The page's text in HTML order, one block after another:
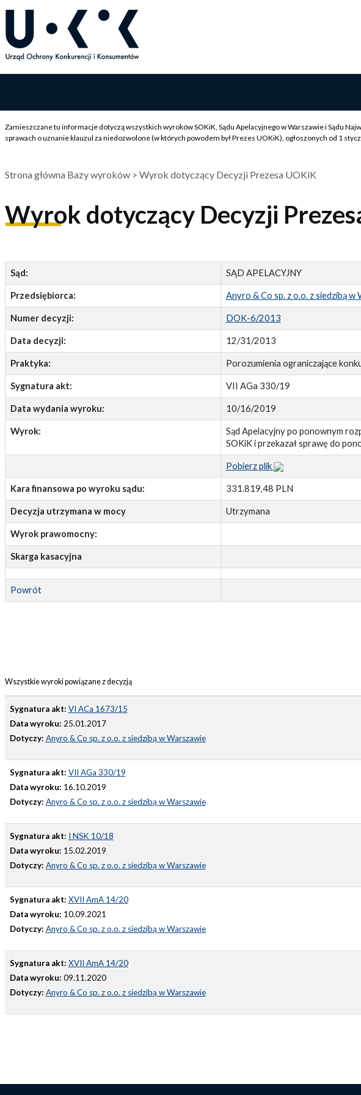
Zamieszczane tu informacje dotyczą wszystkich wyroków SOKiK, Sądu Apelacyjnego w Warszawie i Sądu
sprawach o uznanie klauzul za niedozwolone (w których powodem był Prezes UOKiK), ogłoszonych od 1
Strona główna Bazy wyroków> Wyrok dotyczący Decyzji Prezesa UOKiK
Wyrok dotyczący Decyzji
Sąd: SĄD APELACYJNY
Przedsiębiorca: Anyro & Co sp. z o.o. z siedzibą w
Numer decyzji: DOK-6/2013
Data decyzji: 12/31/2013
Praktyka: Porozumienia ograniczające
Sygnatura akt: VII AGa 330/19
Data wydania wyroku: 10/16/2019
Wyrok:
Sąd Apelacyjny po ponownym
SOKiK i przekazał sprawę do
Pobierz plik
Kara finansowa po wyroku sądu: 331.819,48 PLN
Decyzja utrzymana w mocy Utrzymana
Wyrok prawomocny:
Skarga kasacyjna
Powrót
Wszystkie wyroki powiązane z decyzją
Sygnatura akt: VI ACa 1673/15
Data wyroku: 25.01.2017
Dotyczy: Anyro & Co sp. z o.o. z siedzibą w Warszawie
Sygnatura akt: VII AGa 330/19
Data wyroku: 16.10.2019
Dotyczy: Anyro & Co sp. z o.o. z siedzibą w Warszawie
Sygnatura akt: I NSK 10/18
Data wyroku: 15.02.2019
Dotyczy: Anyro & Co sp. z o.o. z siedzibą w Warszawie
Sygnatura akt: XVII AmA 14/20
Data wyroku: 10.09.2021
Dotyczy: Anyro & Co sp. z o.o. z siedzibą w Warszawie
Sygnatura akt: XVII AmA 14/20
Data wyroku: 09.11.2020
Dotyczy: Anyro & Co sp. z o.o. z siedzibą w Warszawie